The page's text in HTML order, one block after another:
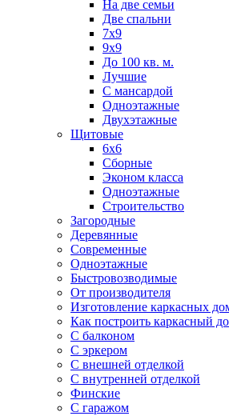
На две семьи
Две спальни
7х9
9х9
До 100 кв. м.
Лучшие
С мансардой
Одноэтажные
Двухэтажные
Щитовые
6х6
Сборные
Эконом класса
Одноэтажные
Строительство
Загородные
Деревянные
Современные
Одноэтажные
Быстровозводимые
От производителя
Изготовление каркасных
Как построить каркасный
С балконом
С эркером
С внешней отделкой
С внутренней отделкой
Финские
С гаражом